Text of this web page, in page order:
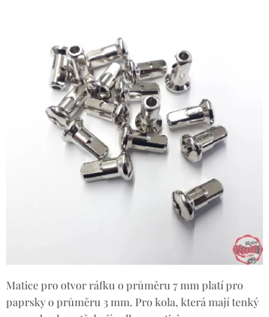
Matice pro otvor ráfku o průměru 7 mm platí pro
paprsky o průměru 3 mm. Pro kola, která mají tenký